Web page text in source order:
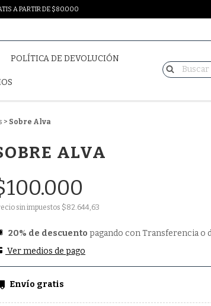
A PARTIR DE $80.000
POLÍTICA DE DEVOLUCIÓN
> Sobre Alva
ALVA
sin impuestos $82.644,63
20% de descuento pagando con Transferencia o
Ver medios de pago
Envío gratis